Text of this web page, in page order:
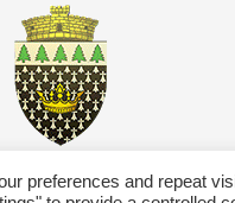
preferences and repeat